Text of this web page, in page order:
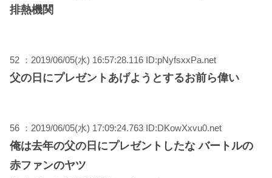
排熱機関
52 ：2019/06/05(水) 16:57:28.116 ID:pNyfsxxPa.net
父の日にプレゼントあげようとするお前ら偉い
56 ：2019/06/05(水) 17:09:24.763 ID:DKowXxvu0.net
俺は去年の父の日にプレゼントしたな バートルの
赤ファンのヤツ